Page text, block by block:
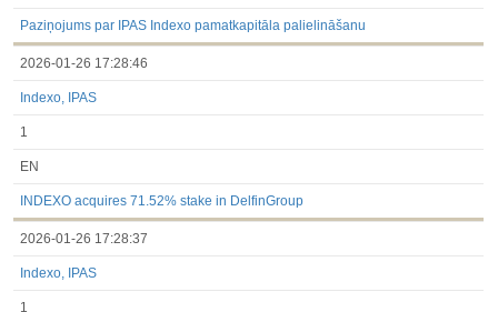
Paziņojums par IPAS Indexo pamatkapitāla palielināšanu
2026-01-26 17:28:46
Indexo, IPAS
1
EN
INDEXO acquires 71.52% stake in DelfinGroup
2026-01-26 17:28:37
Indexo, IPAS
1